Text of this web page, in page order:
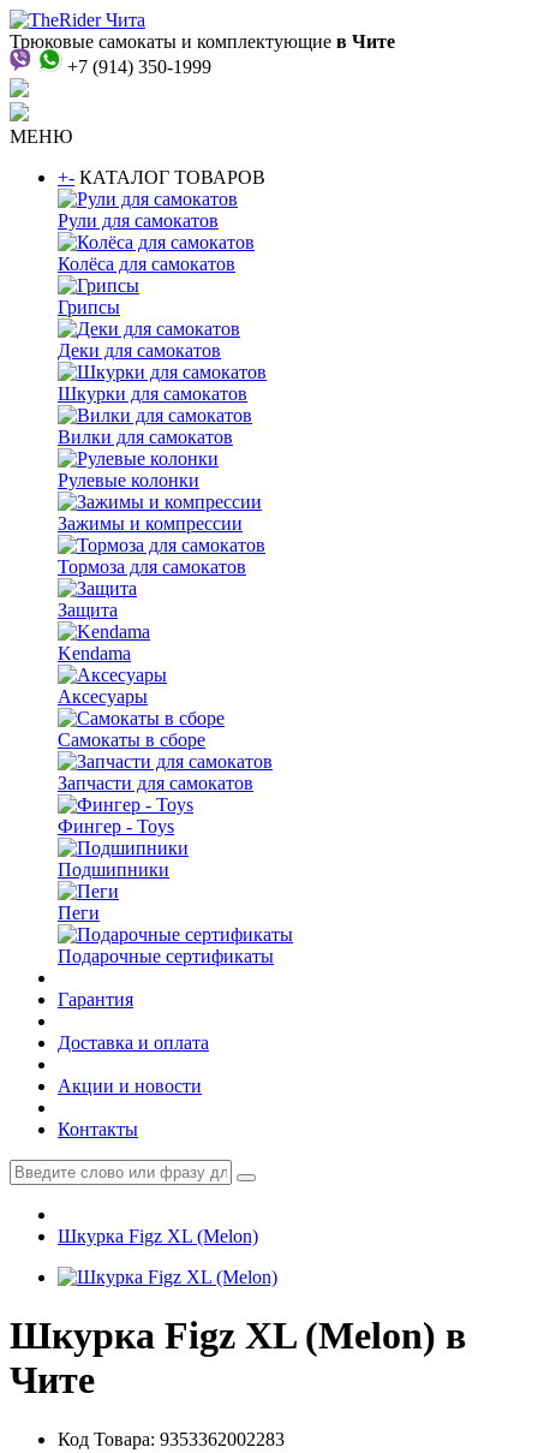
Трюковые самокаты и комплектующие в Чите
+7 (914) 350-1999
МЕНЮ
+- КАТАЛОГ ТОВАРОВ
Рули для самокатов
Колёса для самокатов
Грипсы
Деки для самокатов
Шкурки для самокатов
Вилки для самокатов
Рулевые колонки
Зажимы и компрессии
Тормоза для самокатов
Защита
Kendama
Аксесуары
Самокаты в сборе
Запчасти для самокатов
Фингер - Toys
Подшипники
Пеги
Подарочные сертификаты
Гарантия
Доставка и оплата
Акции и новости
Контакты
Шкурка Figz XL (Melon)
Шкурка Figz XL (Melon) в
Чите
Код Товара: 9353362002283